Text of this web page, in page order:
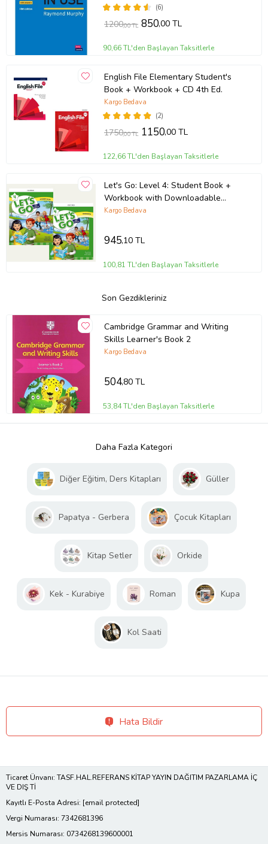
(6)
1200,00 TL 850,00 TL
90,66 TL'den Başlayan Taksitlerle
English File Elementary Student's
Book + Workbook + CD 4th Ed.
(2)
Kargo Bedava
1750,00 TL 1150,00 TL
122,66 TL'den Başlayan Taksitlerle
Let's Go: Level 4: Student Book +
Workbook with Downloadable
Audios
Kargo Bedava
945,10 TL
100,81 TL'den Başlayan Taksitlerle
Son Gezdikleriniz
Cambridge Grammar and Writing
Skills Learner's Book 2
Kargo Bedava
504,80 TL
53,84 TL'den Başlayan Taksitlerle
Daha Fazla Kategori
Diğer Eğitim, Ders Kitapları Güller
Papatya - Gerbera Çocuk Kitapları
Kitap Setler Orkide
Kek - Kurabiye Roman Kupa
Kol Saati
Hata Bildir
Ticaret Ünvanı: TASF.HAL.REFERANS KİTAP YAYIN DAĞITIM PAZARLAMA İÇ
VE DIŞ Tİ
Kayıtlı E-Posta Adresi: [email protected]
Vergi Numarası: 7342681396
Mersis Numarası: 0734268139600001